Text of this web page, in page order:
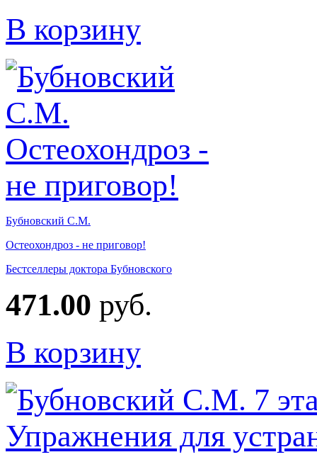
В корзину
Бубновский С.М.
Остеохондроз - не приговор!
Бестселлеры доктора Бубновского
471.00 руб.
В корзину